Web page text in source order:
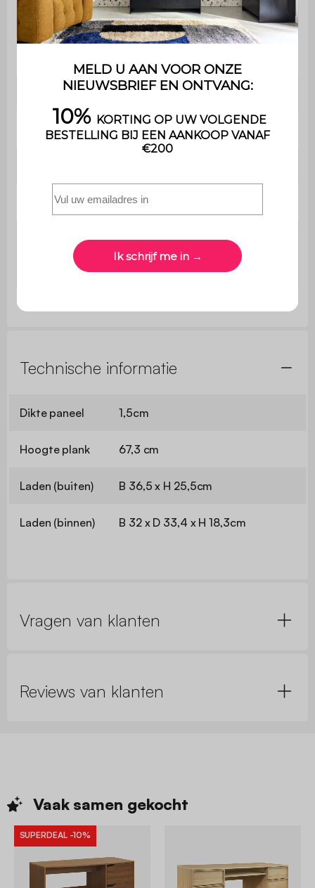
Aantal poten 4
L 120 x D 48 x H 75cm
Bovenblad L 120 x D 48cm
Nettogewicht 28 kg
ondersteund
20kg (lade) / 10kg (per lade)
Technische informatie
Dikte paneel 1,5cm
Hoogte plank 67,3 cm
Laden (buiten) B 36,5 x H 25,5cm
Laden (binnen) B 32 x D 33,4 x H 18,3cm
Vragen van klanten
Reviews van klanten
Vaak samen gekocht
SUPERDEAL -10%